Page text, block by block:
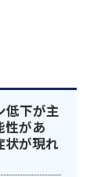
低下が主
性があ
状が現れ